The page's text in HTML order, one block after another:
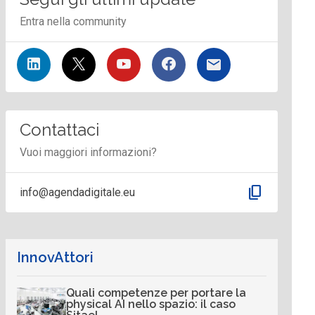
Entra nella community
Contattaci
Vuoi maggiori informazioni?
info@agendadigitale.eu content_copy
InnovAttori
Quali competenze per portare la
physical AI nello spazio: il caso